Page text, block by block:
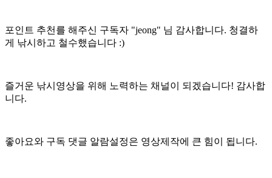
포인트 추천를 해주신 구독자 "jeong" 님 감사합니다. 청결하
게 낚시하고 철수했습니다 :)
즐거운 낚시영상을 위해 노력하는 채널이 되겠습니다! 감사합
니다.
좋아요와 구독 댓글 알람설정은 영상제작에 큰 힘이 됩니다.